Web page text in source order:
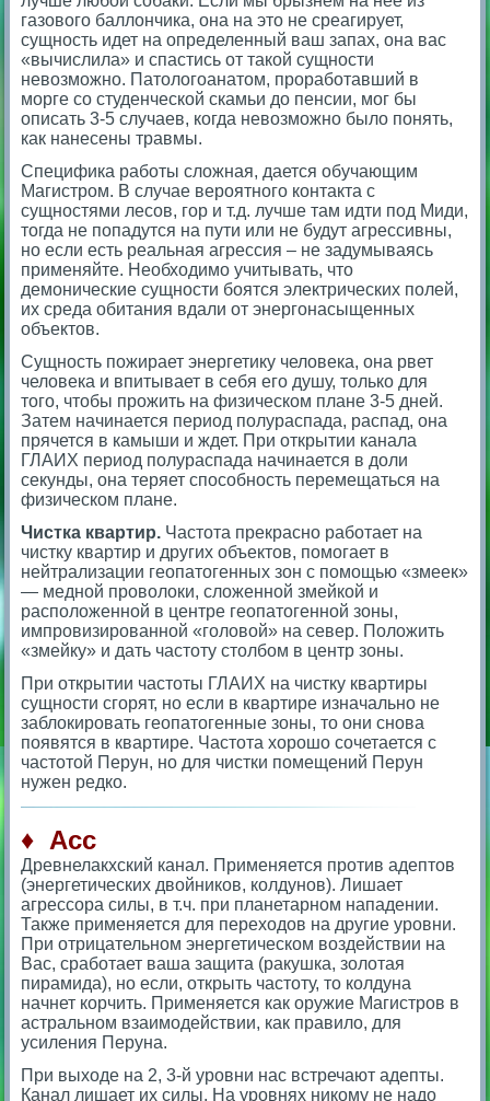
газового баллончика, она на это не среагирует,
сущность идет на определенный ваш запах, она вас
«вычислила» и спастись от такой сущности
невозможно. Патологоанатом, проработавший в
морге со студенческой скамьи до пенсии, мог бы
описать 3-5 случаев, когда невозможно было понять,
как нанесены травмы.
Специфика работы сложная, дается обучающим
Магистром. В случае вероятного контакта с
сущностями лесов, гор и т.д. лучше там идти под Миди,
тогда не попадутся на пути или не будут агрессивны,
но если есть реальная агрессия – не задумываясь
применяйте. Необходимо учитывать, что
демонические сущности боятся электрических полей,
их среда обитания вдали от энергонасыщенных
объектов.
Сущность пожирает энергетику человека, она рвет
человека и впитывает в себя его душу, только для
того, чтобы прожить на физическом плане 3-5 дней.
Затем начинается период полураспада, распад, она
прячется в камыши и ждет. При открытии канала
ГЛАИХ период полураспада начинается в доли
секунды, она теряет способность перемещаться на
физическом плане.
Чистка квартир. Частота прекрасно работает на
чистку квартир и других объектов, помогает в
нейтрализации геопатогенных зон с помощью «змеек»
— медной проволоки, сложенной змейкой и
расположенной в центре геопатогенной зоны,
импровизированной «головой» на север. Положить
«змейку» и дать частоту столбом в центр зоны.
При открытии частоты ГЛАИХ на чистку квартиры
сущности сгорят, но если в квартире изначально не
заблокировать геопатогенные зоны, то они снова
появятся в квартире. Частота хорошо сочетается с
частотой Перун, но для чистки помещений Перун
нужен редко.
♦ Асс
Древнелакхский канал. Применяется против адептов
(энергетических двойников, колдунов). Лишает
агрессора силы, в т.ч. при планетарном нападении.
Также применяется для переходов на другие уровни.
При отрицательном энергетическом воздействии на
Вас, сработает ваша защита (ракушка, золотая
пирамида), но если, открыть частоту, то колдуна
начнет корчить. Применяется как оружие Магистров в
астральном взаимодействии, как правило, для
усиления Перуна.
При выходе на 2, 3-й уровни нас встречают адепты.
Канал лишает их силы. На уровнях никому не надо